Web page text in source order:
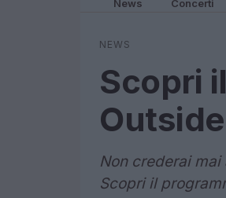
News Concerti
NEWS
Scopri
Non crederai
Scopri il